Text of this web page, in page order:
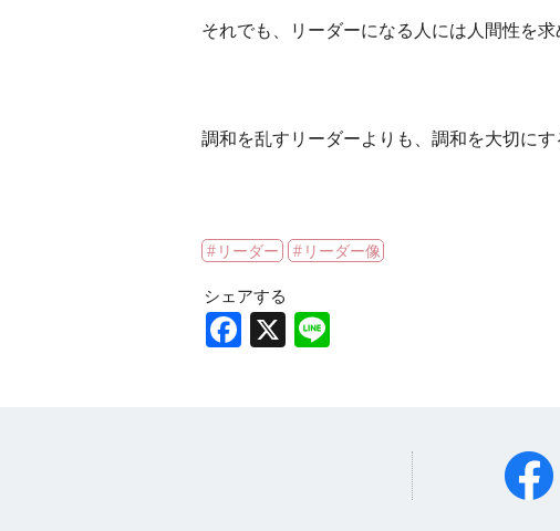
それでも、リーダーになる人には人間性を
調和を乱すリーダーよりも、調和を大切に
リーダー リーダー像
シェアする
Facebook
X